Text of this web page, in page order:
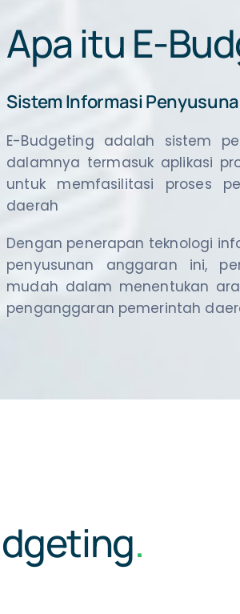
Apa itu E-
Sistem Informasi
E-Budgeting adalah sistem
dalamnya termasuk aplikasi
untuk memfasilitasi proses
daerah
Dengan penerapan teknologi
penyusunan anggaran ini,
mudah dalam menentukan
penganggaran pemerintah
.